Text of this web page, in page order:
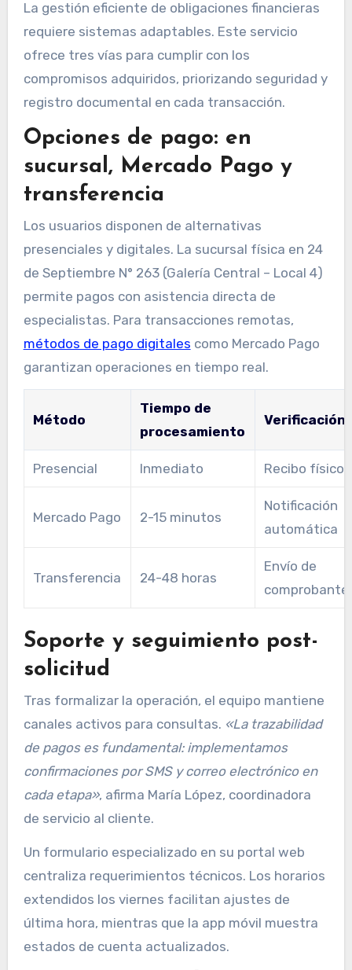
La gestión eficiente de obligaciones financieras
requiere sistemas adaptables. Este servicio
ofrece tres vías para cumplir con los
compromisos adquiridos, priorizando seguridad y
registro documental en cada transacción.
Opciones de pago: en
sucursal, Mercado Pago y
transferencia
Los usuarios disponen de alternativas
presenciales y digitales. La sucursal física en 24
de Septiembre N° 263 (Galería Central – Local 4)
permite pagos con asistencia directa de
especialistas. Para transacciones remotas,
métodos de pago digitales como Mercado Pago
garantizan operaciones en tiempo real.
Método
Tiempo de
procesamiento
Verificación
Presencial Inmediato Recibo físico
Mercado Pago 2-15 minutos
Notificación
automática
Transferencia 24-48 horas
Envío de
comprobante
Soporte y seguimiento post-
solicitud
Tras formalizar la operación, el equipo mantiene
canales activos para consultas. «La trazabilidad
de pagos es fundamental: implementamos
confirmaciones por SMS y correo electrónico en
cada etapa», afirma María López, coordinadora
de servicio al cliente.
Un formulario especializado en su portal web
centraliza requerimientos técnicos. Los horarios
extendidos los viernes facilitan ajustes de
última hora, mientras que la app móvil muestra
estados de cuenta actualizados.